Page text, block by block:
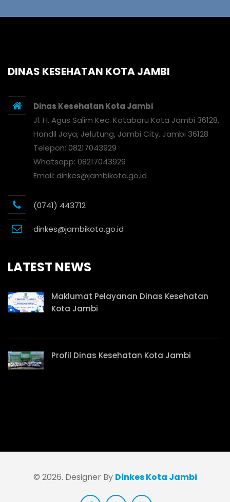
DINAS KESEHATAN KOTA JAMBI
Dinas Kesehatan Kota Jambi
Jl. H. Agus Salim Kec. Kotabaru Kota Jambi 36128,
Handil Jaya, Jelutung, Jambi City, Jambi 36128
Telepon: 08217043929
Whatsapp: 08217043929
Email: dinkes@jambikota.go.id
(0741) 443712
dinkes@jambikota.go.id
LATEST NEWS
Maklumat Pelayanan Dinas Kesehatan
Kota Jambi
Profil Dinas Kesehatan Kota Jambi
© 2026. Designer By Dinkes Kota Jambi